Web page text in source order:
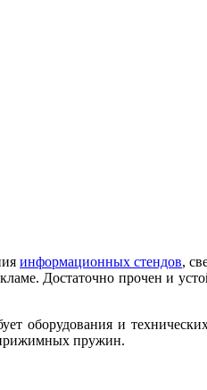
информационных стендов,
Достаточно прочен и
оборудования и
прижимных пружин.